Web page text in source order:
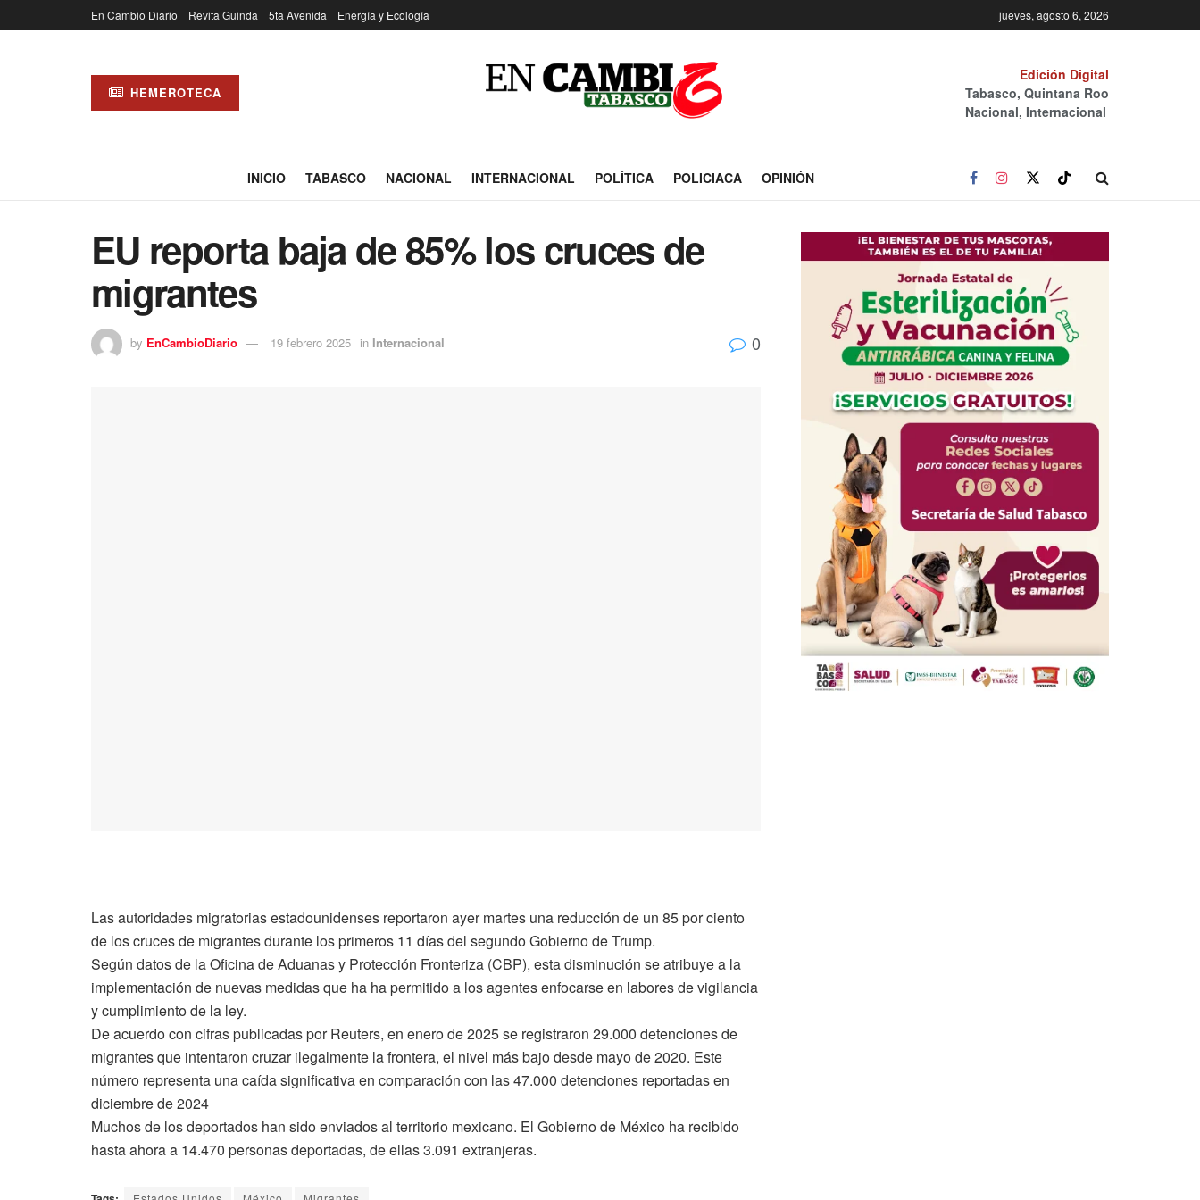
En Cambio Diario Revita Guinda 5ta Avenida Energía y Ecología jueves, agosto 6, 2026
HEMEROTECA
Edición Digital
Tabasco, Quintana Roo
Nacional, Internacional
INICIO TABASCO NACIONAL INTERNACIONAL POLÍTICA POLICIACA OPINIÓN
EU reporta baja de 85% los cruces de
migrantes
by EnCambioDiario 19 febrero 2025 in Internacional 0
Las autoridades migratorias estadounidenses reportaron ayer martes una reducción de un 85 por ciento
de los cruces de migrantes durante los primeros 11 días del segundo Gobierno de Trump.
Según datos de la Oficina de Aduanas y Protección Fronteriza (CBP), esta disminución se atribuye a la
implementación de nuevas medidas que ha ha permitido a los agentes enfocarse en labores de vigilancia
y cumplimiento de la ley.
De acuerdo con cifras publicadas por Reuters, en enero de 2025 se registraron 29.000 detenciones de
migrantes que intentaron cruzar ilegalmente la frontera, el nivel más bajo desde mayo de 2020. Este
número representa una caída significativa en comparación con las 47.000 detenciones reportadas en
diciembre de 2024
Muchos de los deportados han sido enviados al territorio mexicano. El Gobierno de México ha recibido
hasta ahora a 14.470 personas deportadas, de ellas 3.091 extranjeras.